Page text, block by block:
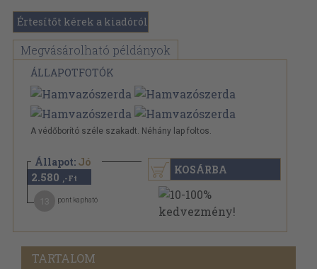
Értesítőt kérek a kiadóról
Megvásárolható példányok
ÁLLAPOTFOTÓK
A védőborító széle szakadt. Néhány lap foltos.
Állapot: Jó
2.580 ,-Ft
pont kapható
KOSÁRBA
TARTALOM